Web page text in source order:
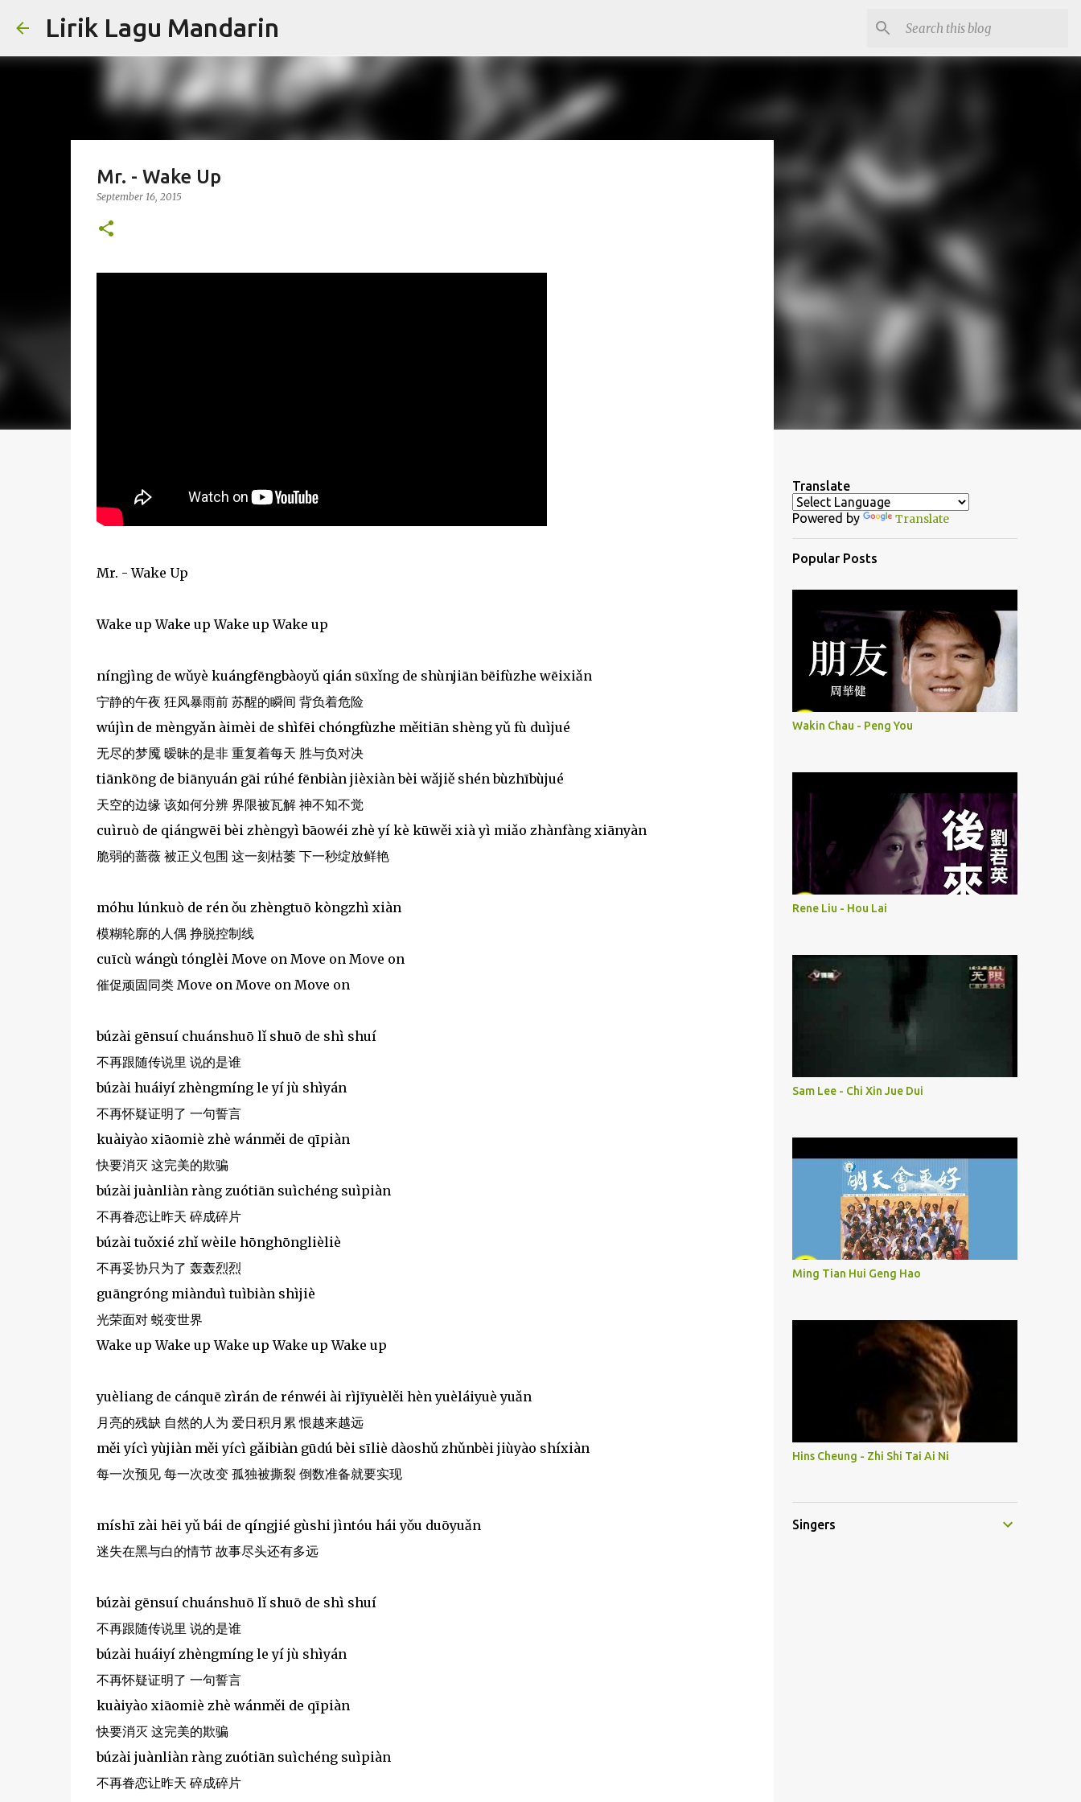
Lirik Lagu Mandarin
Mr. - Wake Up
September 16, 2015
Mr. - Wake Up
Wake up Wake up Wake up Wake up
níngjìng de wǔyè kuángfēngbàoyǔ qián sūxǐng de shùnjiān bēifùzhe wēixiǎn
宁静的午夜 狂风暴雨前 苏醒的瞬间 背负着危险
wújìn de mèngyǎn àimèi de shìfēi chóngfùzhe měitiān shèng yǔ fù duìjué
无尽的梦魇 暧昧的是非 重复着每天 胜与负对决
tiānkōng de biānyuán gāi rúhé fēnbiàn jièxiàn bèi wǎjiě shén bùzhībùjué
天空的边缘 该如何分辨 界限被瓦解 神不知不觉
cuìruò de qiángwēi bèi zhèngyì bāowéi zhè yí kè kūwěi xià yì miǎo zhànfàng xiānyàn
脆弱的蔷薇 被正义包围 这一刻枯萎 下一秒绽放鲜艳
móhu lúnkuò de rén ǒu zhèngtuō kòngzhì xiàn
模糊轮廓的人偶 挣脱控制线
cuīcù wángù tónglèi Move on Move on Move on
催促顽固同类 Move on Move on Move on
búzài gēnsuí chuánshuō lǐ shuō de shì shuí
不再跟随传说里 说的是谁
búzài huáiyí zhèngmíng le yí jù shìyán
不再怀疑证明了 一句誓言
kuàiyào xiāomiè zhè wánměi de qīpiàn
快要消灭 这完美的欺骗
búzài juànliàn ràng zuótiān suìchéng suìpiàn
不再眷恋让昨天 碎成碎片
búzài tuǒxié zhǐ wèile hōnghōnglièliè
不再妥协只为了 轰轰烈烈
guāngróng miànduì tuìbiàn shìjiè
光荣面对 蜕变世界
Wake up Wake up Wake up Wake up Wake up
yuèliang de cánquē zìrán de rénwéi ài rìjīyuèlěi hèn yuèláiyuè yuǎn
月亮的残缺 自然的人为 爱日积月累 恨越来越远
měi yícì yùjiàn měi yícì gǎibiàn gūdú bèi sīliè dàoshǔ zhǔnbèi jiùyào shíxiàn
每一次预见 每一次改变 孤独被撕裂 倒数准备就要实现
míshī zài hēi yǔ bái de qíngjié gùshi jìntóu hái yǒu duōyuǎn
迷失在黑与白的情节 故事尽头还有多远
búzài gēnsuí chuánshuō lǐ shuō de shì shuí
不再跟随传说里 说的是谁
búzài huáiyí zhèngmíng le yí jù shìyán
不再怀疑证明了 一句誓言
kuàiyào xiāomiè zhè wánměi de qīpiàn
快要消灭 这完美的欺骗
búzài juànliàn ràng zuótiān suìchéng suìpiàn
不再眷恋让昨天 碎成碎片
Translate
Powered by Translate
Popular Posts
Wakin Chau - Peng You
Rene Liu - Hou Lai
Sam Lee - Chi Xin Jue Dui
Ming Tian Hui Geng Hao
Hins Cheung - Zhi Shi Tai Ai Ni
Singers